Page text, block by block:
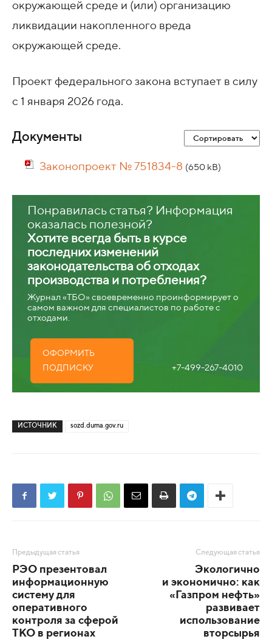
окружающей среде и (или) организацию
ликвидации накопленного вреда
окружающей среде.
Проект федерального закона вступает в силу
с 1 января 2026 года.
Документы
Законопроект № 751834-8 (650 kB)
Понравилась статья? Информация
оказалась полезной?
Хотите всегда быть в курсе
последних изменений
законодательства об отходах
производства и потребления?
Журнал «ТБО» своевременно проинформирует о
самом важном для специалистов по работе с
отходами.
ОФОРМИТЬ
ПОДПИСКУ
+7-499-267-4010
ИСТОЧНИК sozd.duma.gov.ru
Предыдущая статья
РЭО презентовал
информационную
систему для
оперативного
контроля за сферой
ТКО в регионах
Следующая статья
Экологично
и экономично: как
«Газпром нефть»
развивает
использование
вторсырья